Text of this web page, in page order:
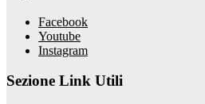
Facebook
Youtube
Instagram
Sezione Link Utili